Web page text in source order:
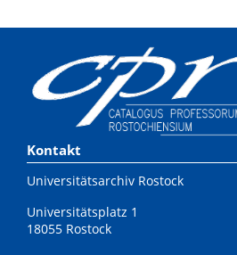
Kontakt
Universitätsarchiv Rostock
Universitätsplatz 1
18055 Rostock